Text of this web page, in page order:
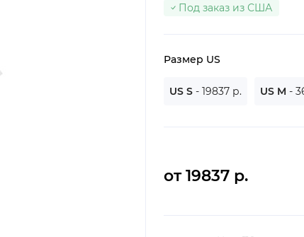
Под заказ из США
Размер US
US S - 19837 р. US M -
от 19837 р.